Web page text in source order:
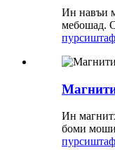
Ин навъи
мебошад.
пурсиш
Ин
боми
пурсиш